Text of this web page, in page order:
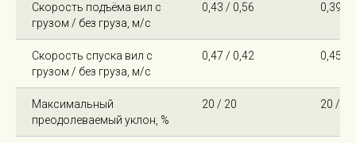
Скорость подъёма вил с
грузом / без груза, м/с
0,43 / 0,56 0,39 /
Скорость спуска вил с
грузом / без груза, м/с
0,47 / 0,42 0,45 /
Максимальный
преодолеваемый уклон, %
20 / 20 20 / 20